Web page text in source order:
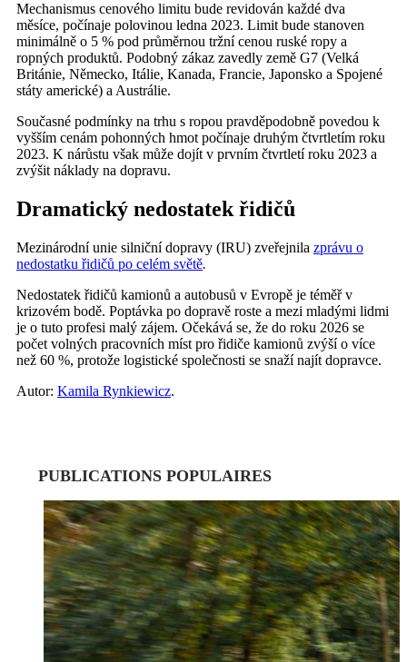
Mechanismus cenového limitu bude revidován každé dva
měsíce, počínaje polovinou ledna 2023. Limit bude stanoven
minimálně o 5 % pod průměrnou tržní cenou ruské ropy a
ropných produktů. Podobný zákaz zavedly země G7 (Velká
Británie, Německo, Itálie, Kanada, Francie, Japonsko a Spojené
státy americké) a Austrálie.
Současné podmínky na trhu s ropou pravděpodobně povedou k
vyšším cenám pohonných hmot počínaje druhým čtvrtletím roku
2023. K nárůstu však může dojít v prvním čtvrtletí roku 2023 a
zvýšit náklady na dopravu.
Dramatický nedostatek řidičů
Mezinárodní unie silniční dopravy (IRU) zveřejnila zprávu o
nedostatku řidičů po celém světě.
Nedostatek řidičů kamionů a autobusů v Evropě je téměř v
krizovém bodě. Poptávka po dopravě roste a mezi mladými lidmi
je o tuto profesi malý zájem. Očekává se, že do roku 2026 se
počet volných pracovních míst pro řidiče kamionů zvýší o více
než 60 %, protože logistické společnosti se snaží najít dopravce.
Autor: Kamila Rynkiewicz.
PUBLICATIONS POPULAIRES